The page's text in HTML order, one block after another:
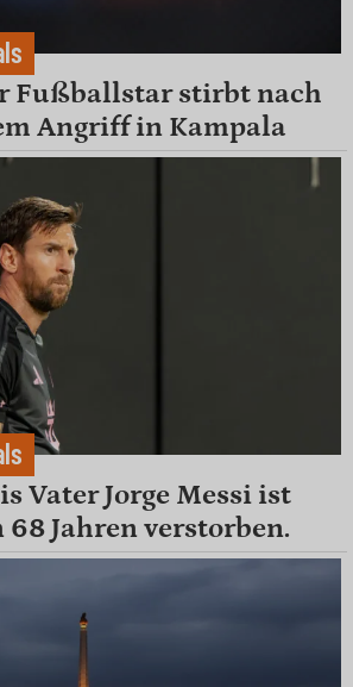
Fußballstar stirbt nach
Angriff in Kampala
Vater Jorge Messi ist
Jahren verstorben.